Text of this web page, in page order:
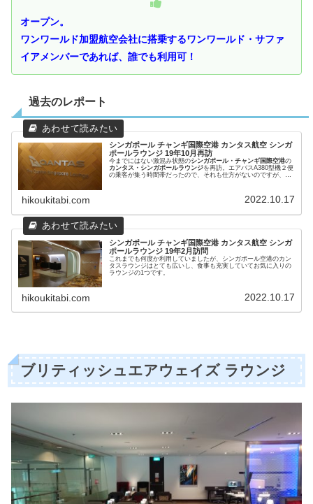
オープン。
ワンワールド加盟航空会社に搭乗するワンワールド・サファ
イアメンバーであれば、誰でも利用可！
過去のレポート
シンガポール チャンギ国際空港 カンタス航空 シンガ
ポールラウンジ 19年10月再訪
今までにはない激混み状態のシンガポール・チャンギ国際空港の
カンタス・シンガポールラウンジを再訪。エアバスA380型機２便
の乗客が集う時間帯だったので、それも仕方がないのですが、と
hikoukitabi.com 2022.10.17
シンガポール チャンギ国際空港 カンタス航空 シンガ
ポールラウンジ 19年2月訪問
これまでも何度か利用していましたが、シンガポール空港のカン
タスラウンジはとても広いし、食事も充実していてお気に入りの
ラウンジの1つです。
hikoukitabi.com 2022.10.17
ブリティッシュエアウェイズ ラウンジ